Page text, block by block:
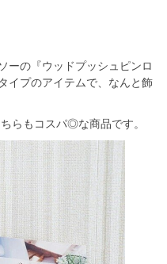
ーの『ウッドプッシュピンロ
イプのアイテムで、なんと飾
らもコスパ◎な商品です。